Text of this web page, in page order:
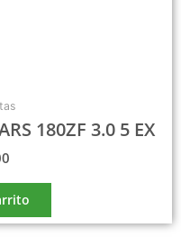
180ZF 3.0 5 EX